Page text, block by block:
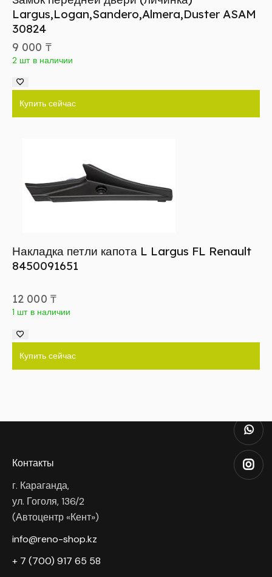
Largus,Logan,Sandero,Almera,Duster ASAM
30824
9 000 ₸
2 шт в наличии
Купить сейчас
Накладка петли капота L Largus FL Renault
8450091651
12 000 ₸
1 шт в наличии
Купить сейчас
Контакты
г. Караганда,
ул. Гоголя, 136/2
(Автоцентр «Кент»)
info@reno-shop.kz
+ 7 (700) 917 65 58